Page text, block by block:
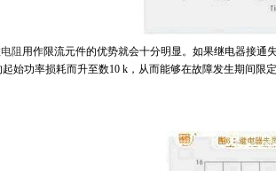
阻 用作限流元件的优势就会十分明显。如果继电器接通
始功率损耗而升至数10 k，从而能够在故障发生期间